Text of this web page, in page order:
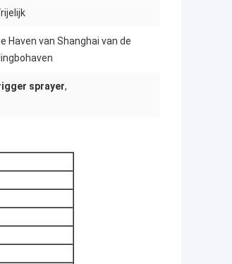
Haven van Shanghai van de
sprayer,